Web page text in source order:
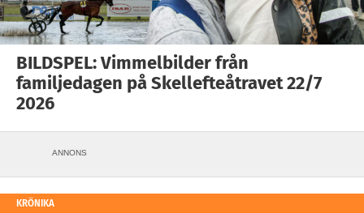
BILDSPEL: Vimmelbilder från
familjedagen på Skellefteåtravet 22/7
2026
ANNONS
KRÖNIKA